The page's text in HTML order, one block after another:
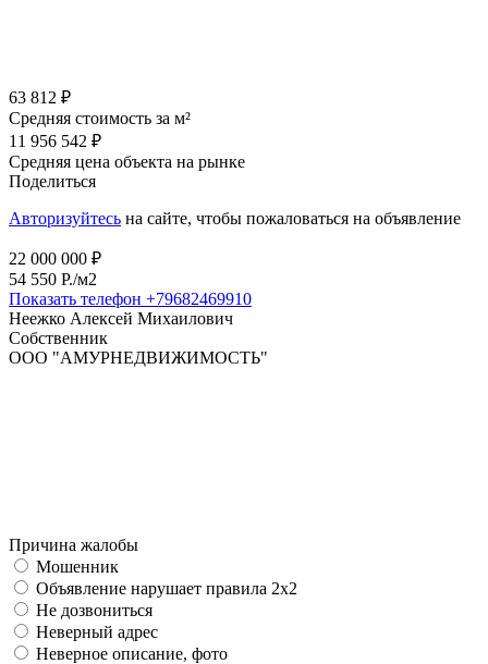
63 812 ₽
Средняя стоимость за м²
11 956 542 ₽
Средняя цена объекта на рынке
Поделиться
Авторизуйтесь на сайте, чтобы пожаловаться на объявление
22 000 000 ₽
54 550 P./м2
Показать телефон +79682469910
Неежко Алексей Михаилович
Собственник
ООО "АМУРНЕДВИЖИМОСТЬ"
Причина жалобы
Мошенник
Объявление нарушает правила 2x2
Не дозвониться
Неверный адрес
Неверное описание, фото